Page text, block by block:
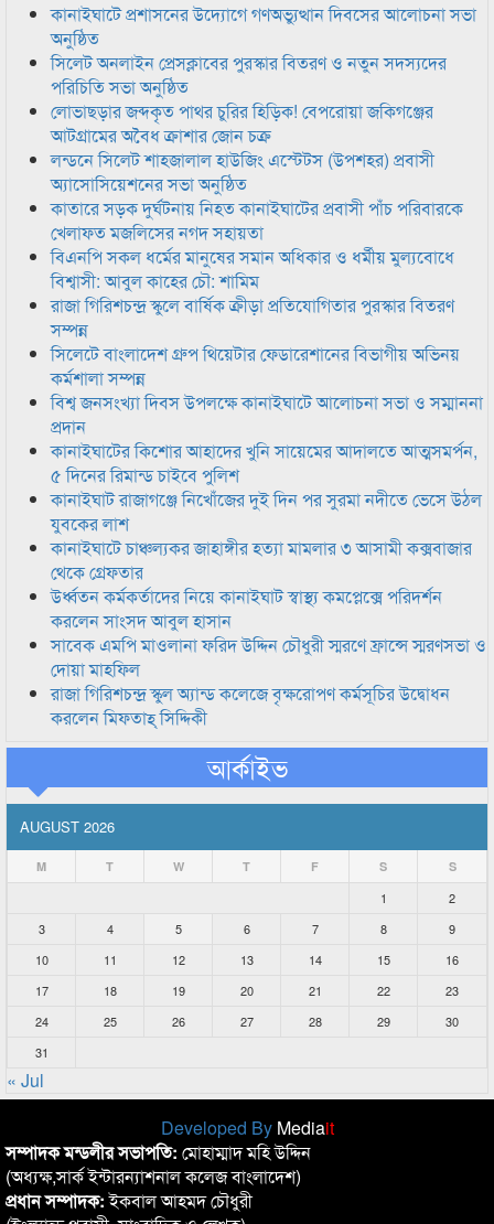
কানাইঘাটে প্রশাসনের উদ্যোগে গণঅভ্যুত্থান দিবসের আলোচনা সভা
অনুষ্ঠিত
সিলেট অনলাইন প্রেসক্লাবের পুরস্কার বিতরণ ও নতুন সদস্যদের
পরিচিতি সভা অনুষ্ঠিত
লোভাছড়ার জব্দকৃত পাথর চুরির হিড়িক! বেপরোয়া জকিগঞ্জের
আটগ্রামের অবৈধ ক্রাশার জোন চক্র
লন্ডনে সিলেট শাহজালাল হাউজিং এস্টেটস (উপশহর) প্রবাসী
অ্যাসোসিয়েশনের সভা অনুষ্ঠিত
কাতারে সড়ক দুর্ঘটনায় নিহত কানাইঘাটের প্রবাসী পাঁচ পরিবারকে
খেলাফত মজলিসের নগদ সহায়তা
বিএনপি সকল ধর্মের মানুষের সমান অধিকার ও ধর্মীয় মুল্যবোধে
বিশ্বাসী: আবুল কাহের চৌ: শামিম
রাজা গিরিশচন্দ্র স্কুলে বার্ষিক ক্রীড়া প্রতিযোগিতার পুরস্কার বিতরণ
সম্পন্ন
সিলেটে বাংলাদেশ গ্রুপ থিয়েটার ফেডারেশানের বিভাগীয় অভিনয়
কর্মশালা সম্পন্ন
বিশ্ব জনসংখ্যা দিবস উপলক্ষে কানাইঘাটে আলোচনা সভা ও সম্মাননা
প্রদান
কানাইঘাটের কিশোর আহাদের খুনি সায়েমের আদালতে আত্মসমর্পন,
৫ দিনের রিমান্ড চাইবে পুলিশ
কানাইঘাট রাজাগঞ্জে নিখোঁজের দুই দিন পর সুরমা নদীতে ভেসে উঠল
যুবকের লাশ
কানাইঘাটে চাঞ্চল্যকর জাহাঙ্গীর হত্যা মামলার ৩ আসামী কক্সবাজার
থেকে গ্রেফতার
উর্ধ্বতন কর্মকর্তাদের নিয়ে কানাইঘাট স্বাস্থ্য কমপ্লেক্সে পরিদর্শন
করলেন সাংসদ আবুল হাসান
সাবেক এমপি মাওলানা ফরিদ উদ্দিন চৌধুরী স্মরণে ফ্রান্সে স্মরণসভা ও
দোয়া মাহফিল
রাজা গিরিশচন্দ্র স্কুল অ্যান্ড কলেজে বৃক্ষরোপণ কর্মসূচির উদ্বোধন
করলেন মিফতাহ্ সিদ্দিকী
আর্কাইভ
AUGUST 2026
M T W T F S S
1
2
3
4 5 6 7 8
9
10
11 12 13 14 15
16
17
18 19 20 21 22
23
24
25 26 27 28 29
30
31
« Jul
Developed By Mediait
সম্পাদক মন্ডলীর সভাপতি: মোহাম্মাদ মহি উদ্দিন
(অধ্যক্ষ,সার্ক ইন্টারন্যাশনাল কলেজ বাংলাদেশ)
প্রধান সম্পাদক:ইকবাল আহমদ চৌধুরী